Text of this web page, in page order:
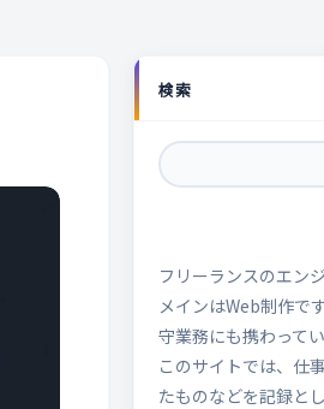
検索
フリーランスのエン
メインはWeb制作で
守業務にも携わってい
このサイトでは、仕
たものなどを記録と